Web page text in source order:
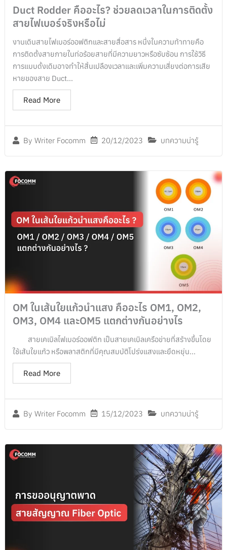
Duct Rodder คืออะไร? ช่วยลดเวลาในการติดตั้ง
สายไฟเบอร์จริงหรือไม่
By Writer Focomm 20/12/2023 บทความน่ารู้
งานเดินสายไฟเบอร์ออฟติกและสายสื่อสาร หนึ่งในความท้าทายคือ
การติดตั้งสายภายในท่อร้อยสายที่มีความยาวหรือซับซ้อน การใช้วิธี
การแบบดั้งเดิมอาจทำให้สิ้นเปลืองเวลาและเพิ่มความเสี่ยงต่อการเสีย
หายของสาย Duct...
Read More
OM ในเส้นใยแก้วนำแสง คืออะไร OM1, OM2,
OM3, OM4 และOM5 แตกต่างกันอย่างไร
By Writer Focomm 15/12/2023 บทความน่ารู้
สายเคเบิลไฟเบอร์ออฟติก เป็นสายเคเบิลเครือข่ายที่สร้างขึ้นโดย
ใช้เส้นใยแก้ว หรือพลาสติกที่มีคุณสมบัติโปร่งแสงและยืดหยุ่น...
Read More